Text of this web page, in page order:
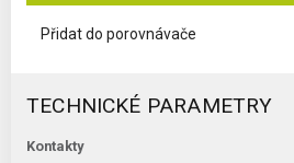
Přidat do porovnávače
TECHNICKÉ PARAMETRY
Kontakty